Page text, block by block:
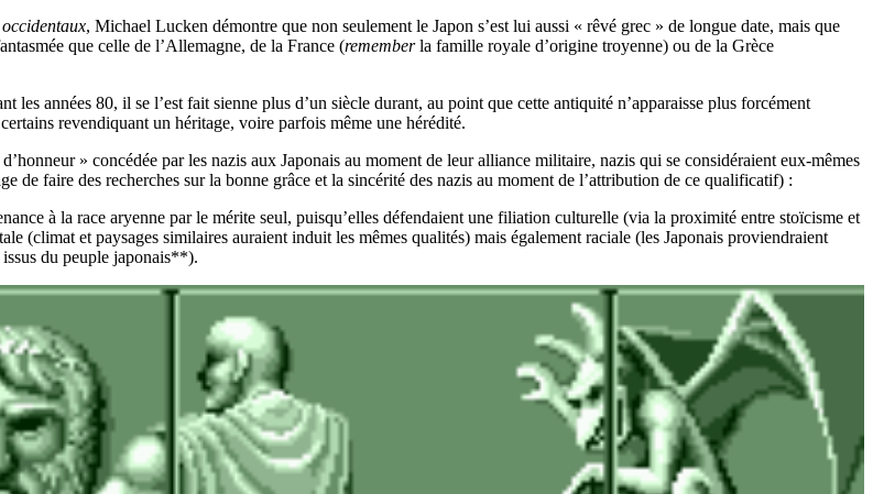
occidentaux, Michael Lucken démontre que non seulement le Japon s’est lui aussi « rêvé grec » de longue date, mais que
que celle de l’Allemagne, de la France (rememberla famille royale d’origine troyenne) ou de la Grèce
les années 80, il se l’est fait sienne plus d’un siècle durant, au point que cette antiquité n’apparaisse plus forcément
revendiquant un héritage, voire parfois même une hérédité.
» concédée par les nazis aux Japonais au moment de leur alliance militaire, nazis qui se considéraient eux-mêmes
de faire des recherches sur la bonne grâce et la sincérité des nazis au moment de l’attribution de ce qualificatif) :
à la race aryenne par le mérite seul, puisqu’elles défendaient une filiation culturelle (via la proximité entre stoïcisme et
(climat et paysages similaires auraient induit les mêmes qualités) mais également raciale (les Japonais proviendraient
issus du peuple japonais**).